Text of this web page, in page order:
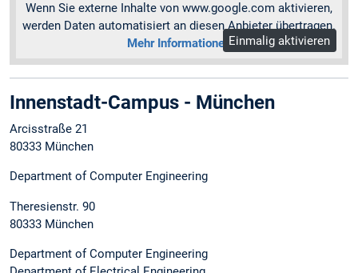
Wenn Sie externe Inhalte von www.google.com aktivieren,
werden Daten automatisiert an diesen Anbieter übertragen.
Mehr InformationenEinmalig aktivieren
Innenstadt-Campus - München
Arcisstraße 21
80333 München
Department of Computer Engineering
Theresienstr. 90
80333 München
Department of Computer Engineering